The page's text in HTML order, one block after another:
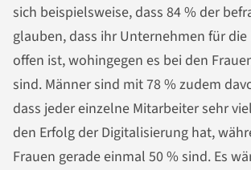
sich beispielsweise, dass 84 % der
glauben, dass ihr Unternehmen für
offen ist, wohingegen es bei den
sind. Männer sind mit 78 % zudem
dass jeder einzelne Mitarbeiter sehr
den Erfolg der Digitalisierung hat,
Frauen gerade einmal 50 % sind. Es